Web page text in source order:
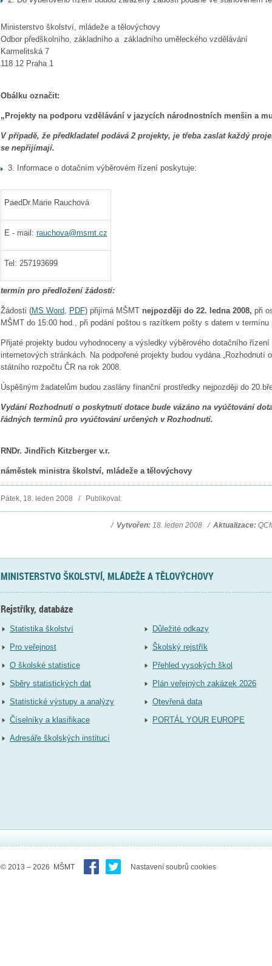
Ministerstvo školství, mládeže a tělovýchovy
Odbor předškolního, základního a základního uměleckého vzdělávání
Karmelitská 7
118 12 Praha 1
Obálku označit:
„Projekty na podporu vzdělávání v jazycích národnostních menšin a
V případě, že předkladatel podává 2 projekty, je třeba zaslat každý
se nepřijímají.
3. Informace o dotačním výběrovém řízení poskytuje:
PaedDr.Marie Rauchová
E - mail: rauchova@msmt.cz
Tel: 257193699
termín pro předložení žádostí:
Žádosti (MS Word, PDF) přijímá MŠMT nejpozději do 22. ledna 2008, při
MŠMT do 15:00 hod., při podání poštou s razítkem pošty s datem v termínu
Přijaté projekty budou vyhodnoceny a výsledky výběrového dotačního
internetových stránkách. Na podpořené projekty budou vydána
státního rozpočtu ČR na rok 2008.
Úspěšným žadatelům budou zaslány finanční prostředky nejpozději do
Vydání Rozhodnutí o poskytnutí dotace bude vázáno na vyúčtování
řádných termínů pro vyúčtování určených v Rozhodnutí.
RNDr. Jindřich Kitzberger v.r.
náměstek ministra školství, mládeže a tělovýchovy
Pátek, 18. leden 2008 / Publikoval:
/ Vytvořen:18. leden 2008 / Aktualizace:
MINISTERSTVO ŠKOLSTVÍ, MLÁDEŽE A TĚLOVÝCHOVY
Rejstříky, databáze
Statistika školství
Pro veřejnost
O školské statistice
Sběry statistických dat
Statistické výstupy a analýzy
Číselníky a klasifikace
Adresáře školských institucí
Důležité odkazy
Školský rejstřík
Přehled vysokých škol
Plán veřejných zakázek 2026
Otevřená data
PORTÁL YOUR EUROPE
© 2013 – 2026 MŠMT Nastavení soubrů cookies